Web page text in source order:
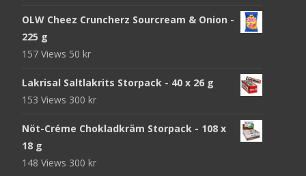
OLW Cheez Cruncherz Sourcream & Onion -
225 g
157 Views 50 kr
Lakrisal Saltlakrits Storpack - 40 x 26 g
153 Views 300 kr
Nöt-Créme Chokladkräm Storpack - 108 x
18 g
148 Views 300 kr